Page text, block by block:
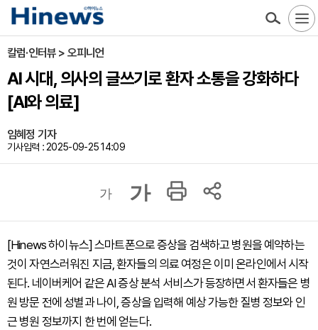
칼럼·인터뷰 > 오피니언
AI 시대, 의사의 글쓰기로 환자 소통을 강화하다
[AI와 의료]
임혜정 기자
기사입력 : 2025-09-25 14:09
가 가
[Hinews 하이뉴스] 스마트폰으로 증상을 검색하고 병원을 예약하는
것이 자연스러워진 지금, 환자들의 의료 여정은 이미 온라인에서 시작
된다. 네이버케어 같은 AI 증상 분석 서비스가 등장하면서 환자들은 병
원 방문 전에 성별과 나이, 증상을 입력해 예상 가능한 질병 정보와 인
근 병원 정보까지 한 번에 얻는다.